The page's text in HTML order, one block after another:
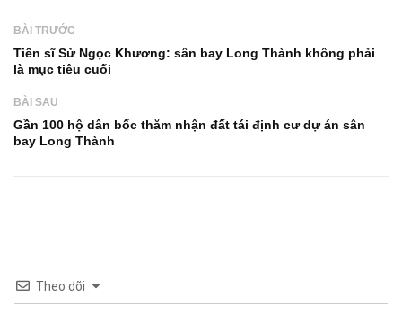
BÀI TRƯỚC
Tiến sĩ Sử Ngọc Khương: sân bay Long Thành không phải
là mục tiêu cuối
BÀI SAU
Gần 100 hộ dân bốc thăm nhận đất tái định cư dự án sân
bay Long Thành
Theo dõi